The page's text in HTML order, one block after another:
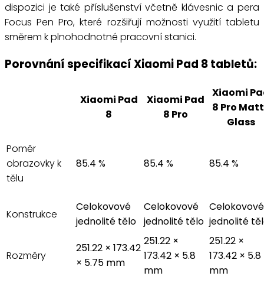
dispozici je také příslušenství včetně klávesnic a pera
Focus Pen Pro, které rozšiřují možnosti využití tabletu
směrem k plnohodnotné pracovní stanici.
Porovnání specifikací Xiaomi Pad 8 tabletů:
Xiaomi Pad
8
Xiaomi Pad
8 Pro
Xiaomi
8 Pro
Glass
Poměr
obrazovky k
tělu
85.4 % 85.4 % 85.4 %
Konstrukce
Celokovové
jednolité tělo
Celokovové
jednolité tělo
Celokovové
jednolité
Rozměry
251.22 × 173.42
× 5.75 mm
251.22 ×
173.42 × 5.8
mm
251.22 ×
173.42 × 5.8
mm